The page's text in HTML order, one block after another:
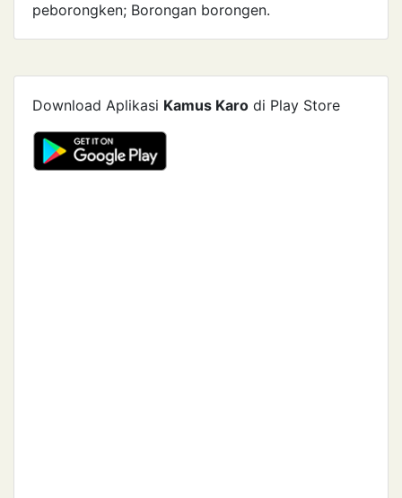
peborongken; Borongan borongen.
Download Aplikasi Kamus Karo di Play Store